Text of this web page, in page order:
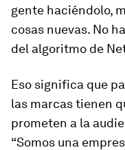
gente haciéndolo,
cosas nuevas. No
del algoritmo de
Eso significa que
las marcas tienen
prometen a la
“Somos una